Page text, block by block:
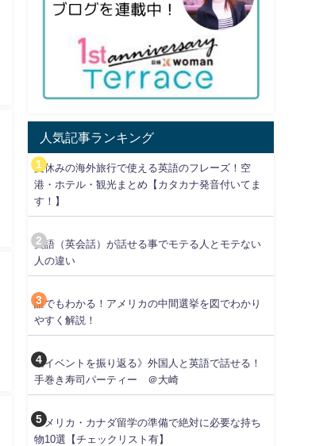
人気記事ランキング
夏休みの海外旅行で使える英語のフレーズ！空
港・ホテル・観光まとめ【カタカナ発音付いてま
す！】
英語（英会話）が話せる事でモテる人とモテない
人の違い
誰でもわかる！アメリカの中間選挙を図でわかり
やすく解説！
《イベントを振り返る》外国人と英語で話せる！
手巻き寿司パーティー ＠大崎
アメリカ・カナダ留学の準備で絶対に必要な持ち
物10選【チェックリスト有】